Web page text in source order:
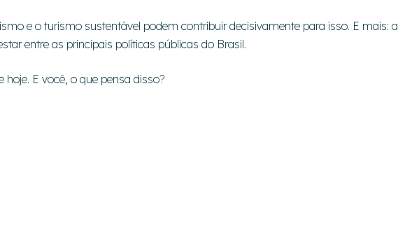
e o turismo sustentável podem contribuir decisivamente para isso. E mais: a
entre as principais políticas públicas do Brasil.
E você, o que pensa disso?